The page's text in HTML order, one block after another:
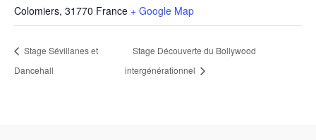
Colomiers, 31770 France + Google Map
Stage Sévillanes et
Dancehall
Stage Découverte du Bollywood
intergénérationnel